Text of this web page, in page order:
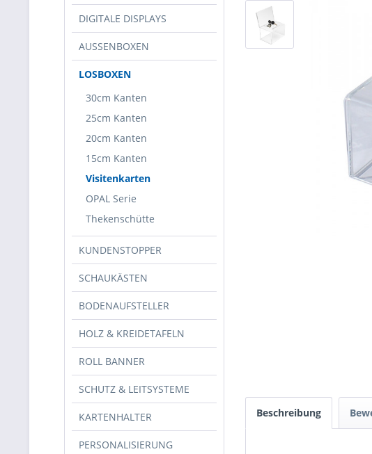
DIGITALE DISPLAYS
AUSSENBOXEN
LOSBOXEN
30cm Kanten
25cm Kanten
20cm Kanten
15cm Kanten
Visitenkarten
OPAL Serie
Thekenschütte
KUNDENSTOPPER
SCHAUKÄSTEN
BODENAUFSTELLER
HOLZ & KREIDETAFELN
ROLL BANNER
SCHUTZ & LEITSYSTEME
KARTENHALTER
PERSONALISIERUNG
Beschreibung